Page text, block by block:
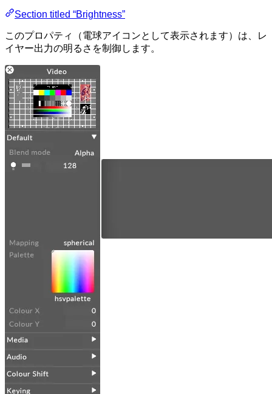
Section titled “Brightness”
このプロパティ（電球アイコンとして表示されます）は、レ
イヤー出力の明るさを制御します。